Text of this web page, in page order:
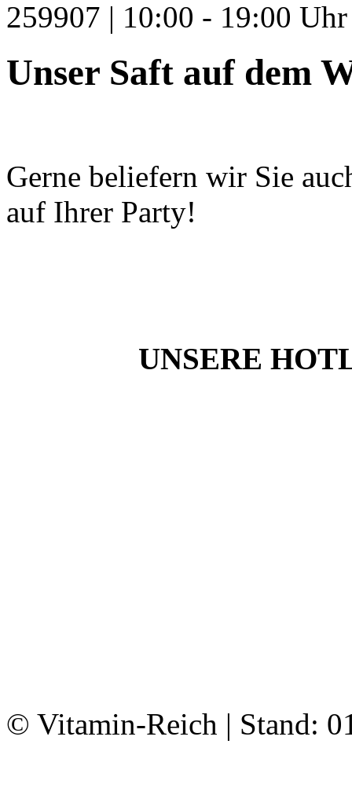
Unser Saft auf dem
Gerne beliefern wir Sie
auf Ihrer Party!
UNSERE
© Vitamin-Reich | Stand: